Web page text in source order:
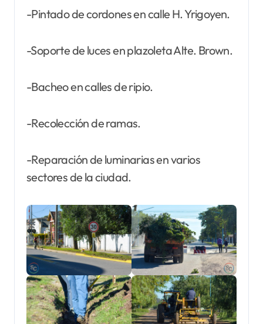
-Pintado de cordones en calle H. Yrigoyen.
-Soporte de luces en plazoleta Alte. Brown.
-Bacheo en calles de ripio.
-Recolección de ramas.
-Reparación de luminarias en varios
sectores de la ciudad.